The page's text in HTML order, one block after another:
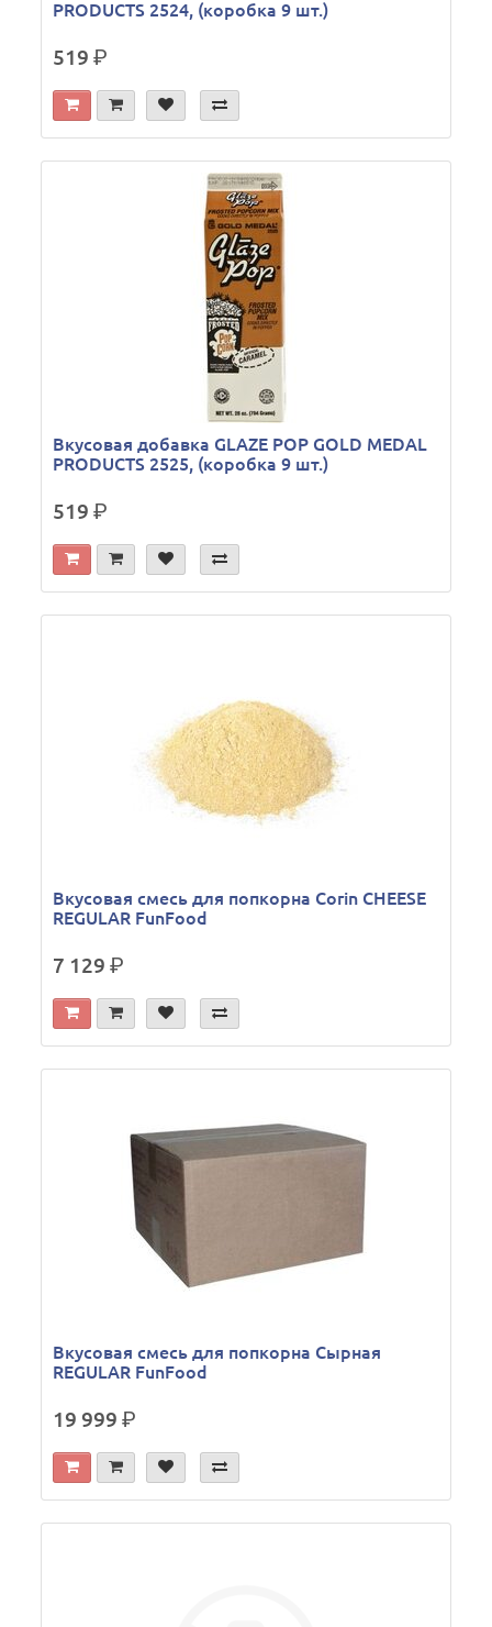
PRODUCTS 2524, (коробка 9 шт.)
519р.
Вкусовая добавка GLAZE POP GOLD MEDAL
PRODUCTS 2525, (коробка 9 шт.)
519р.
Вкусовая смесь для попкорна Corin CHEESE
REGULAR FunFood
7 129р.
Вкусовая смесь для попкорна Сырная
REGULAR FunFood
19 999р.